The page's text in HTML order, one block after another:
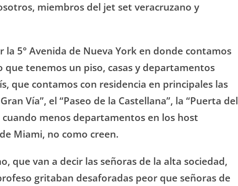
miembros del jet set veracruzano y
5° Avenida de Nueva York en donde contamos
que tenemos un piso, casas y departamentos
que contamos con residencia en principales las
Vía”, el “Paseo de la Castellana”, la “Puerta del
cuando menos departamentos en los host
Miami, no como creen.
que van a decir las señoras de la alta sociedad,
gritaban desaforadas peor que señoras de